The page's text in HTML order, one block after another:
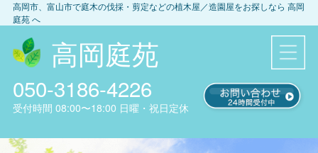
高岡市、富山市で庭木の伐採・剪定などの植木屋／造園屋をお探しなら 高岡
庭苑へ
高岡庭苑
050-3186-4226
受付時間 08:00〜18:00 日曜・祝日定休